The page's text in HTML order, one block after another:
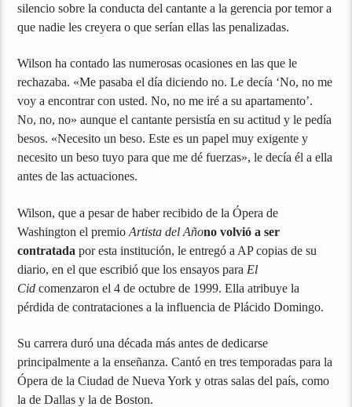
silencio sobre la conducta del cantante a la gerencia por temor a
que nadie les creyera o que serían ellas las penalizadas.
Wilson ha contado las numerosas ocasiones en las que le
rechazaba. «Me pasaba el día diciendo no. Le decía ‘No, no me
voy a encontrar con usted. No, no me iré a su apartamento’.
No, no, no» aunque el cantante persistía en su actitud y le pedía
besos. «Necesito un beso. Este es un papel muy exigente y
necesito un beso tuyo para que me dé fuerzas», le decía él a ella
antes de las actuaciones.
Wilson, que a pesar de haber recibido de la Ópera de
Washington el premioArtista del Añono volvió a ser
contratada por esta institución, le entregó a AP copias de su
diario, en el que escribió que los ensayos para El
Cid comenzaron el 4 de octubre de 1999. Ella atribuye la
pérdida de contrataciones a la influencia de Plácido Domingo.
Su carrera duró una década más antes de dedicarse
principalmente a la enseñanza. Cantó en tres temporadas para la
Ópera de la Ciudad de Nueva York y otras salas del país, como
la de Dallas y la de Boston.